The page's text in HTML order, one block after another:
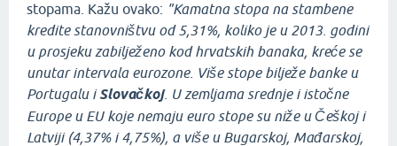
stopama. Kažu ovako: "Kamatna stopa na stambene
kredite stanovništvu od 5,31%, koliko je u 2013. godini
u prosjeku zabilježeno kod hrvatskih banaka, kreće se
unutar intervala eurozone. Više stope bilježe banke u
Portugalu iSlovačkoj. U zemljama srednje i istočne
Europe u EU koje nemaju euro stope su niže u Češkoj i
Latviji (4,37% i 4,75%), a više u Bugarskoj, Mađarskoj,